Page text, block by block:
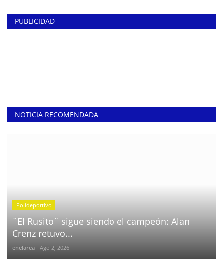
PUBLICIDAD
NOTICIA RECOMENDADA
Polideportivo
¨El Rusito¨ sigue siendo el campeón: Alan
Crenz retuvo...
enelarea Ago 2, 2026